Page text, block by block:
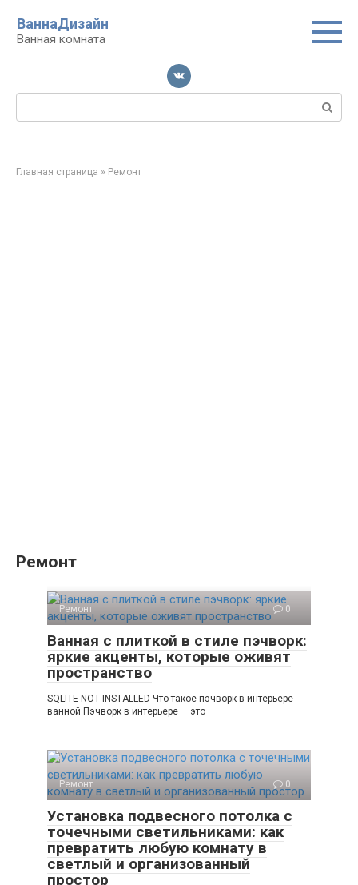
контенту
ВаннаДизайн
Ванная комната
Поиск:
Главная страница » Ремонт
Ремонт
Ремонт 0
Ванная с плиткой в стиле пэчворк:
яркие акценты, которые оживят
пространство
SQLITE NOT INSTALLED Что такое пэчворк в интерьере
ванной Пэчворк в интерьере — это
Ремонт 0
Установка подвесного потолка с
точечными светильниками: как
превратить любую комнату в
светлый и организованный
простор